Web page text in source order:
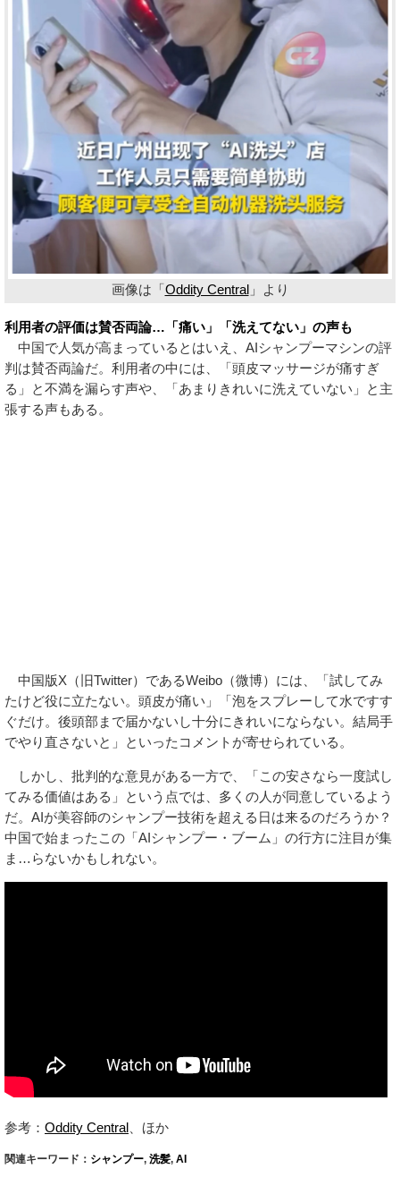
画像は「Oddity Central」より
利用者の評価は賛否両論…「痛い」「洗えてない」の声も
中国で人気が高まっているとはいえ、AIシャンプーマシンの評
判は賛否両論だ。利用者の中には、「頭皮マッサージが痛すぎ
る」と不満を漏らす声や、「あまりきれいに洗えていない」と主
張する声もある。
中国版X（旧Twitter）であるWeibo（微博）には、「試してみ
たけど役に立たない。頭皮が痛い」「泡をスプレーして水ですす
ぐだけ。後頭部まで届かないし十分にきれいにならない。結局手
でやり直さないと」といったコメントが寄せられている。
しかし、批判的な意見がある一方で、「この安さなら一度試し
てみる価値はある」という点では、多くの人が同意しているよう
だ。AIが美容師のシャンプー技術を超える日は来るのだろうか？
中国で始まったこの「AIシャンプー・ブーム」の行方に注目が集
ま…らないかもしれない。
参考： Oddity Central 、ほか
関連キーワード： シャンプー, 洗髪, AI